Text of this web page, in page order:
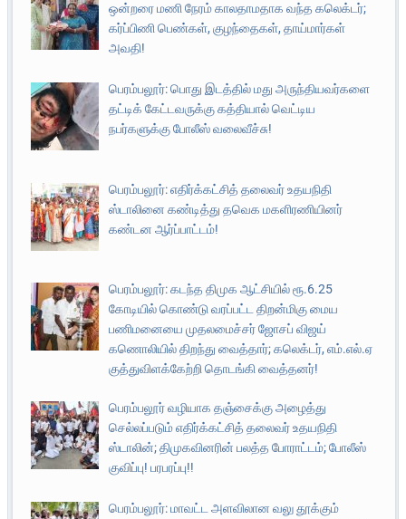
ஒன்றரை மணி நேரம் காலதாமதாக வந்த கலெக்டர்;
கர்ப்பிணி பெண்கள், குழந்தைகள், தாய்மார்கள்
அவதி!
பெரம்பலூர்: பொது இடத்தில் மது அருந்தியவர்களை
தட்டிக் கேட்டவருக்கு கத்தியால் வெட்டிய
நபர்களுக்கு போலீஸ் வலைவீச்சு!
பெரம்பலூர்: எதிர்க்கட்சித் தலைவர் உதயநிதி
ஸ்டாலினை கண்டித்து தவெக மகளிரணியினர்
கண்டன ஆர்ப்பாட்டம்!
பெரம்பலூர்: கடந்த திமுக ஆட்சியில் ரூ.6.25
கோடியில் கொண்டு வரப்பட்ட திறன்மிகு மைய
பணிமனையை முதலமைச்சர் ஜோசப் விஜய்
கணொலியில் திறந்து வைத்தார்; கலெக்டர், எம்.எல்.ஏ
குத்துவிளக்கேற்றி தொடங்கி வைத்தனர்!
பெரம்பலூர் வழியாக தஞ்சைக்கு அழைத்து
செல்லப்படும் எதிர்க்கட்சித் தலைவர் உதயநிதி
ஸ்டாலின்; திமுகவினரின் பலத்த போராட்டம்; போலீஸ்
குவிப்பு! பரபரப்பு!!
பெரம்பலூர்: மாவட்ட அளவிலான வலு தூக்கும்